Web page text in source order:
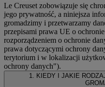
Le Creuset zobowiązuje się
jego prywatność, a niniejsza
gromadzimy i przetwarzamy
przepisami prawa UE o
rozporządzeniem o ochronie
prawa dotyczącymi ochrony
terytorium i w lokalizacji
ochrony danych").
1. KIEDY I JAKIE